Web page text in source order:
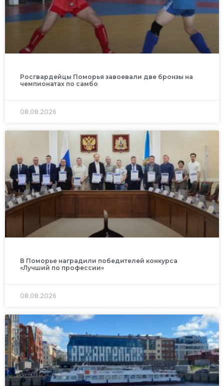
Росгвардейцы Поморья завоевали две бронзы на
чемпионатах по самбо
08.08.2026
В Поморье наградили победителей конкурса
«Лучший по профессии»
08.08.2026